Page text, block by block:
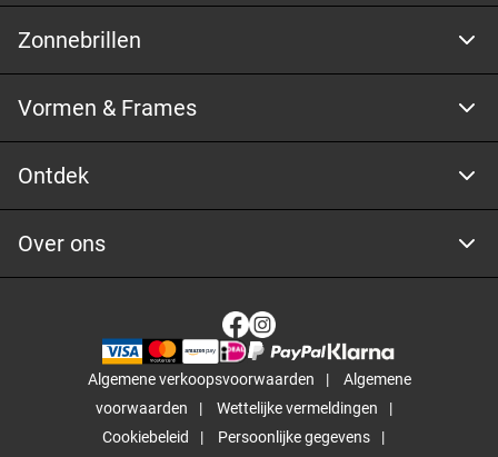
Zonnebrillen
Vormen & Frames
Ontdek
Over ons
Algemene verkoopsvoorwaarden
Algemene
voorwaarden
Wettelijke vermeldingen
Cookiebeleid
Persoonlijke gegevens